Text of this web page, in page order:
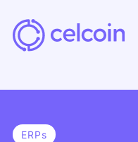
ERPs